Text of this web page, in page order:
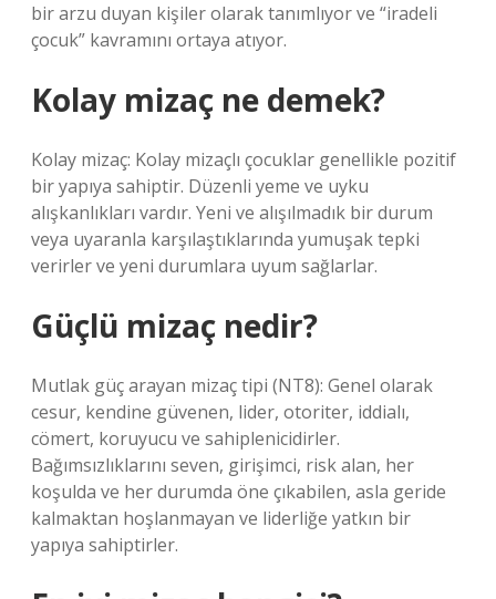
bir arzu duyan kişiler olarak tanımlıyor ve “iradeli
çocuk” kavramını ortaya atıyor.
Kolay mizaç ne demek?
Kolay mizaç: Kolay mizaçlı çocuklar genellikle pozitif
bir yapıya sahiptir. Düzenli yeme ve uyku
alışkanlıkları vardır. Yeni ve alışılmadık bir durum
veya uyaranla karşılaştıklarında yumuşak tepki
verirler ve yeni durumlara uyum sağlarlar.
Güçlü mizaç nedir?
Mutlak güç arayan mizaç tipi (NT8): Genel olarak
cesur, kendine güvenen, lider, otoriter, iddialı,
cömert, koruyucu ve sahiplenicidirler.
Bağımsızlıklarını seven, girişimci, risk alan, her
koşulda ve her durumda öne çıkabilen, asla geride
kalmaktan hoşlanmayan ve liderliğe yatkın bir
yapıya sahiptirler.